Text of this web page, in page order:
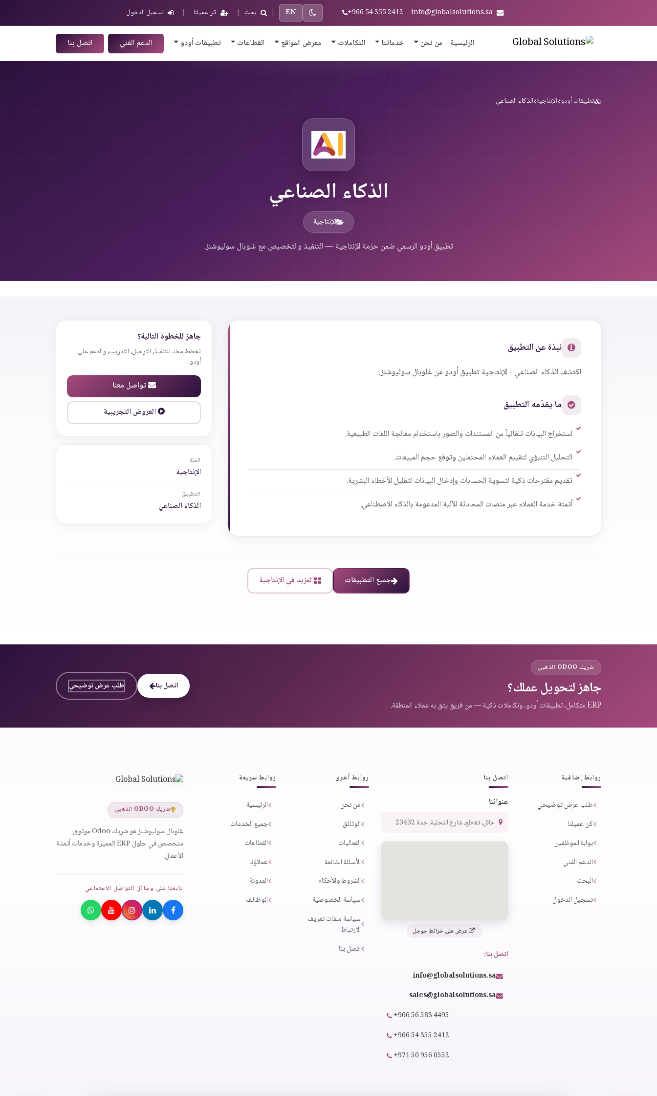
info@globalsolutions.sa
+966 54 355 2412
EN
| بحث | كن عميلنا | تسجيل الدخول
الرئيسية من نحن خدماتنا التكاملات معرض المواقع القطاعات تطبيقات أودو الدعم الفني اتصل بنا
تطبيقات أودو الإنتاجية الذكاء الصناعي
الذكاء الصناعي
الإنتاجية
تطبيق أودو الرسمي ضمن حزمة الإنتاجية — التنفيذ والتخصيص مع غلوبال سوليوشنز.
نبذة عن التطبيق
اكتشف الذكاء الصناعي - الإنتاجية تطبيق أودو من غلوبال سوليوشنز.
ما يقدّمه التطبيق
استخراج البيانات تلقائياً من المستندات والصور باستخدام معالجة اللغات الطبيعية.
التحليل التنبؤي لتقييم العملاء المحتملين وتوقع حجم المبيعات.
تقديم مقترحات ذكية لتسوية الحسابات وإدخال البيانات لتقليل الأخطاء البشرية.
أتمتة خدمة العملاء عبر منصات المحادثة الآلية المدعومة بالذكاء الاصطناعي.
جاهز للخطوة التالية؟
نخطط معك للتنفيذ، الترحيل، التدريب، والدعم على
أودو.
تواصل معنا
العروض التجريبية
الفئة
الإنتاجية
التطبيق
الذكاء الصناعي
جميع التطبيقات المزيد في الإنتاجية
شريك ODOO الذهبي
جاهز لتحويل عملك؟
ERP متكامل، تطبيقات أودو، وتكاملات ذكية — من فريق يثق به عملاء المنطقة.
اتصل بنا طلب عرض توضيحي
شريك ODOO الذهبي
غلوبال سوليوشنز هو شريك Odoo موثوق
متخصص في حلول ERP المميزة وخدمات أتمتة
الأعمال.
تابعنا على وسائل التواصل الاجتماعي
روابط سريعة
الرئيسية
جميع الخدمات
القطاعات
عملاؤنا
المدونة
الوظائف
روابط أخرى
من نحن
الوثائق
الفعاليات
الأسئلة الشائعة
الشروط والأحكام
سياسة الخصوصية
سياسة ملفات تعريف
الارتباط
اتصل بنا
اتصل بنا
عنواننا
حائل، تقاطع، شارع التحلية، جدة 23432
عرض على خرائط جوجل
اتصل بنا:
info@globalsolutions.sa
sales@globalsolutions.sa
+966 56 583 4495
+966 54 355 2412
+971 50 956 0552
روابط إضافية
طلب عرض توضيحي
كن عميلنا
بوابة الموظفين
الدعم الفني
البحث
تسجيل الدخول